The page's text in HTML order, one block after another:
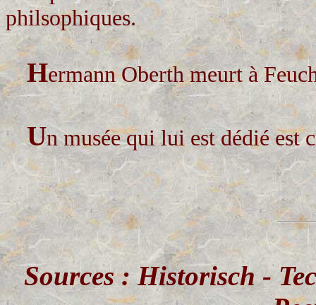
philsophiques.
Hermann Oberth meurt à
Un musée qui lui est dédié est
Sources : Historisch -